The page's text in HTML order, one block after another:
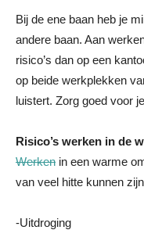
Bij de ene baan heb je
andere baan. Aan
risico’s dan op een
op beide werkplekken
luistert. Zorg goed voor
Risico’s werken in de
Werken in een warme
van veel hitte kunnen
-Uitdroging